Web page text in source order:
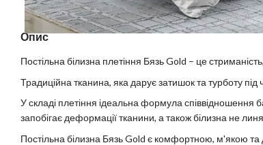
Опис
Постільна білизна плетіння Бязь Gold – це
Традиційна тканина, яка дарує затишок та турботу під
У складі плетіння ідеальна формула співвідношення
запобігає деформації тканини, а також білизна не
Постільна білизна Бязь Gold є комфортною, м'якою та